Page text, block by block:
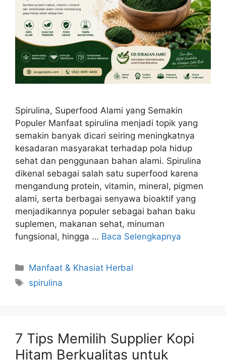
Spirulina, Superfood Alami yang Semakin
Populer Manfaat spirulina menjadi topik yang
semakin banyak dicari seiring meningkatnya
kesadaran masyarakat terhadap pola hidup
sehat dan penggunaan bahan alami. Spirulina
dikenal sebagai salah satu superfood karena
mengandung protein, vitamin, mineral, pigmen
alami, serta berbagai senyawa bioaktif yang
menjadikannya populer sebagai bahan baku
suplemen, makanan sehat, minuman
fungsional, hingga … Baca Selengkapnya
Kategori
Manfaat & Khasiat Herbal
Tag
spirulina
7 Tips Memilih Supplier Kopi
Hitam Berkualitas untuk